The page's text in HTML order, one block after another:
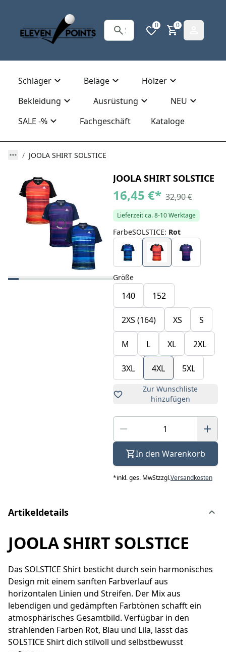
0 0
Schläger Beläge
Hölzer
Bekleidung
Ausrüstung
NEU
SALE -%
Fachgeschäft Kataloge
JOOLA SHIRT SOLSTICE
JOOLA SHIRT SOLSTICE
16,45 €* 32,90 €
Lieferzeit ca. 8-10 Werktage
FarbeSOLSTICE: Rot
Größe
140 152
2XS (164) XS S
M L XL 2XL
3XL 4XL 5XL
Zur Wunschliste
hinzufügen
In den Warenkorb
*inkl. ges. MwStzzgl.Versandkosten
Artikeldetails
JOOLA SHIRT SOLSTICE
Das SOLSTICE Shirt besticht durch sein harmonisches
Design mit einem sanften Farbverlauf aus
horizontalen Linien und Streifen. Der Mix aus
lebendigen und gedämpften Farbtönen schafft ein
atmosphärisches Gesamtbild. Verfügbar in den
strahlenden Farben Rot, Blau und Lila, lässt das
SOLSTICE Shirt dich stilvoll und selbstbewusst